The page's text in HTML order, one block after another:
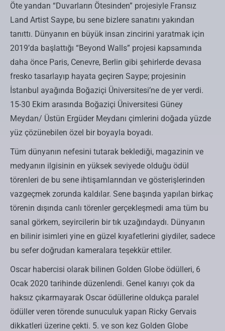
Öte yandan “Duvarların Ötesinden” projesiyle Fransız
Land Artist Saype, bu sene bizlere sanatını yakından
tanıttı. Dünyanın en büyük insan zincirini yaratmak için
2019’da başlattığı “Beyond Walls” projesi kapsamında
daha önce Paris, Cenevre, Berlin gibi şehirlerde devasa
fresko tasarlayıp hayata geçiren Saype; projesinin
İstanbul ayağında Boğaziçi Üniversitesi’ne de yer verdi.
15-30 Ekim arasında Boğaziçi Üniversitesi Güney
Meydan/ Üstün Ergüder Meydanı çimlerini doğada yüzde
yüz çözünebilen özel bir boyayla boyadı.
Tüm dünyanın nefesini tutarak beklediği, magazinin ve
medyanın ilgisinin en yüksek seviyede olduğu ödül
törenleri de bu sene ihtişamlarından ve gösterişlerinden
vazgeçmek zorunda kaldılar. Sene başında yapılan birkaç
törenin dışında canlı törenler gerçekleşmedi ama tüm bu
sanal görkem, seyircilerin bir tık uzağındaydı. Dünyanın
en bilinir isimleri yine en güzel kıyafetlerini giydiler, sadece
bu sefer doğrudan kameralara teşekkür ettiler.
Oscar habercisi olarak bilinen Golden Globe ödülleri, 6
Ocak 2020 tarihinde düzenlendi. Genel kanıyı çok da
haksız çıkarmayarak Oscar ödüllerine oldukça paralel
ödüller veren törende sunuculuk yapan Ricky Gervais
dikkatleri üzerine çekti. 5. ve son kez Golden Globe